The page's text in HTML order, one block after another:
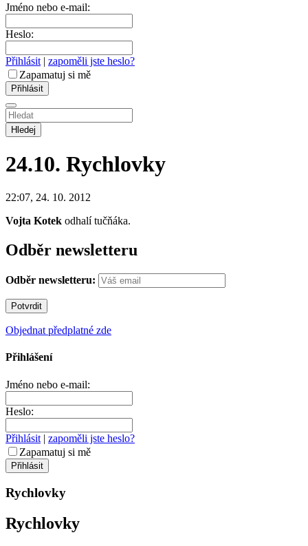
Jméno nebo e-mail:
Heslo:
Přihlásit | zapoměli jste heslo?
Zapamatuj si mě
Hledej
24.10. Rychlovky
22:07, 24. 10. 2012
Vojta Kotek odhalí tučňáka.
Odběr newsletteru
Odběr newsletteru:
Objednat předplatné zde
Přihlášení
Jméno nebo e-mail:
Heslo:
Přihlásit | zapoměli jste heslo?
Zapamatuj si mě
Rychlovky
Rychlovky